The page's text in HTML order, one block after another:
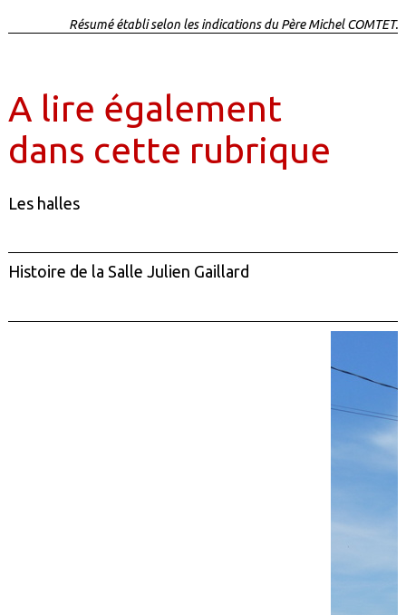
Résumé établi selon les indications du Père Michel COMTET.
A lire également
dans cette rubrique
Les halles
Histoire de la Salle Julien Gaillard